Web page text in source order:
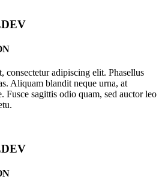
consectetur adipiscing elit. Phasellus
Aliquam blandit neque urna, at
Fusce sagittis odio quam, sed auctor leo